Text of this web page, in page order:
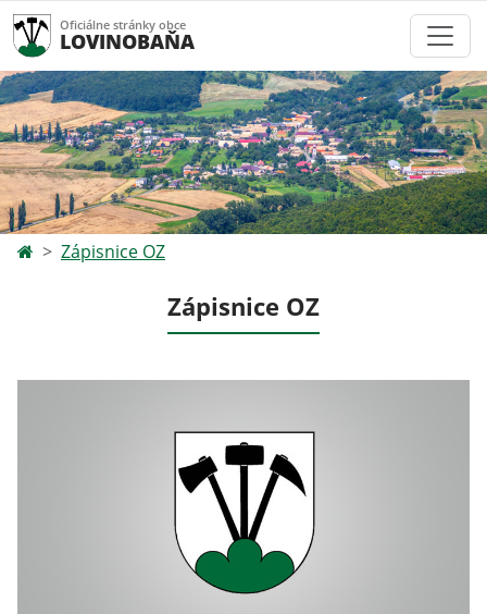
Oficiálne stránky obce
LOVINOBAŇA
Zápisnice OZ
Zápisnice OZ